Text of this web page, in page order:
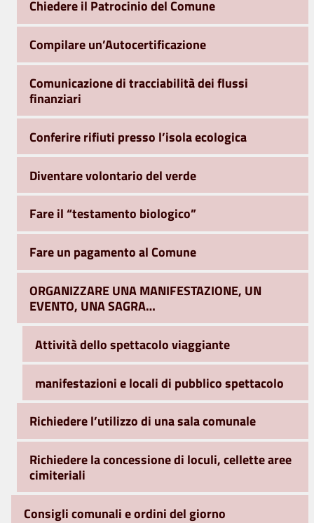
Chiedere il Patrocinio del Comune
Compilare un’Autocertificazione
Comunicazione di tracciabilità dei flussi
finanziari
Conferire rifiuti presso l’isola ecologica
Diventare volontario del verde
Fare il “testamento biologico”
Fare un pagamento al Comune
ORGANIZZARE UNA MANIFESTAZIONE, UN
EVENTO, UNA SAGRA…
Attività dello spettacolo viaggiante
manifestazioni e locali di pubblico spettacolo
Richiedere l’utilizzo di una sala comunale
Richiedere la concessione di loculi, cellette aree
cimiteriali
Consigli comunali e ordini del giorno